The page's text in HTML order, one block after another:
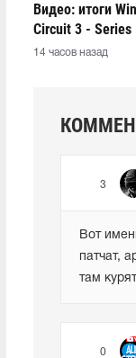
Видео: итоги
Circuit 3 - Series
14 часов назад
3
Вот
патчат,
там
0